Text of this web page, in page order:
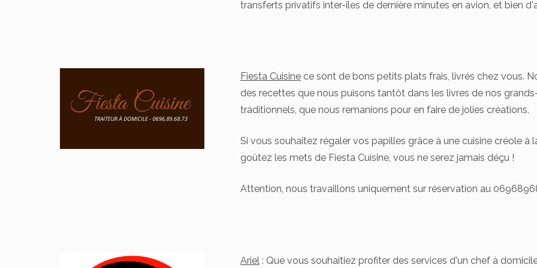
transferts privatifs inter-îles de dernière minutes en avion, et bien
Fiesta Cuisine ce sont de bons petits plats frais, livrés chez vous.
des recettes que nous puisons tantôt dans les livres de nos
traditionnels, que nous remanions pour en faire de jolies créations.
Si vous souhaitez régaler vos papilles grâce à une cuisine créole
goûtez les mets de Fiesta Cuisine, vous ne serez jamais déçu !
Attention, nous travaillons uniquement sur réservation au
Ariel : Que vous souhaitiez profiter des services d'un chef à